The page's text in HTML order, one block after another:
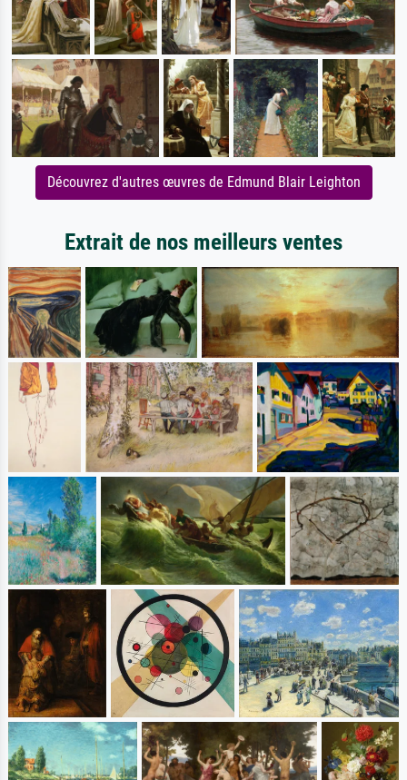
Découvrez d'autres œuvres de Edmund Blair Leighton
Extrait de nos meilleurs ventes